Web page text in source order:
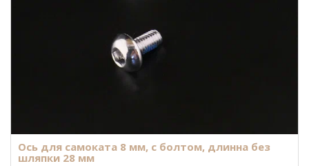
Ось для самоката 8 мм, с болтом, длинна без
шляпки 28 мм